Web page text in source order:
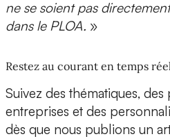
ne se soient pas
dans le PLOA. »
Restez au courant en temps
Suivez des thématiques,
entreprises et des
dès que nous publions un